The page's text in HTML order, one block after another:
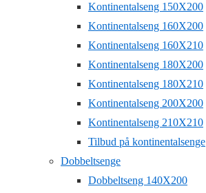
Kontinentalseng 150X200
Kontinentalseng 160X200
Kontinentalseng 160X210
Kontinentalseng 180X200
Kontinentalseng 180X210
Kontinentalseng 200X200
Kontinentalseng 210X210
Tilbud på kontinentalsenge
Dobbeltsenge
Dobbeltseng 140X200